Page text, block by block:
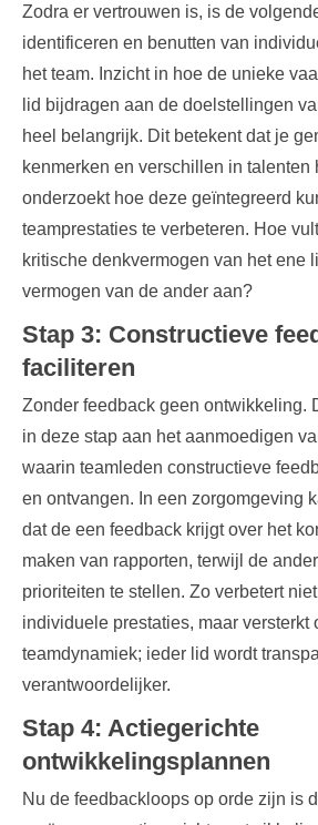
Zodra er vertrouwen is, is de
identificeren en benutten van
het team. Inzicht in hoe de unieke
lid bijdragen aan de doelstellingen
heel belangrijk. Dit betekent dat je
kenmerken en verschillen in talenten
onderzoekt hoe deze geïntegreerd
teamprestaties te verbeteren. Hoe
kritische denkvermogen van het ene
vermogen van de ander aan?
Stap 3: Constructieve
faciliteren
Zonder feedback geen ontwikkeling.
in deze stap aan het aanmoedigen
waarin teamleden constructieve
en ontvangen. In een zorgomgeving
dat de een feedback krijgt over het
maken van rapporten, terwijl de
prioriteiten te stellen. Zo verbetert
individuele prestaties, maar versterkt
teamdynamiek; ieder lid wordt
verantwoordelijker.
Stap 4: Actiegerichte
ontwikkelingsplannen
Nu de feedbackloops op orde zijn is